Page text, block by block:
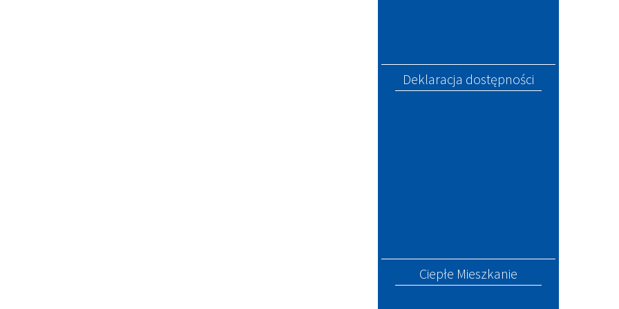
Deklaracja dostępności
Ciepłe Mieszkanie